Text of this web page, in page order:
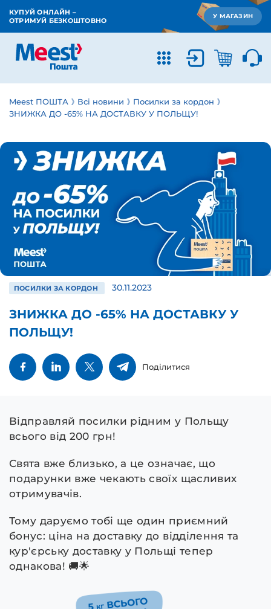
КУПУЙ ОНЛАЙН –
ОТРИМУЙ БЕЗКОШТОВНО
У МАГАЗИН
Meest ПОШТА Всі новини
Посилки за кордон
ЗНИЖКА ДО -65% НА ДОСТАВКУ У ПОЛЬЩУ!
ПОСИЛКИ ЗА КОРДОН 30.11.2023
ЗНИЖКА ДО -65% НА ДОСТАВКУ У
ПОЛЬЩУ!
Поділитися
Відправляй посилки рідним у Польщу
всього від 200 грн!
Свята вже близько, а це означає, що
подарунки вже чекають своїх щасливих
отримувачів.
Тому даруємо тобі ще один приємний
бонус: ціна на доставку до відділення та
кур'єрську доставку у Польщі тепер
однакова! 🚚🌟